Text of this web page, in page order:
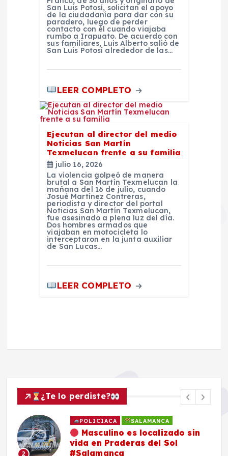
San Luis Potosí, solicitan el apoyo
de la ciudadanía para dar con su
paradero, luego de perder
contacto con él cuando viajaba
rumbo a Irapuato. De acuerdo con
sus familiares, Luis Alberto salió de
San Luis Potosí alrededor de las…
LEER COMPLETO
Ejecutan al director del medio
Noticias San Martín
Texmelucan frente a su familia
julio 16, 2026
La violencia golpeó de manera
brutal a San Martín Texmelucan la
mañana del 16 de julio, cuando
Josué Martínez Contreras,
periodista y director del portal
Noticias San Martín Texmelucan,
fue asesinado a plena luz del día.
Dos hombres armados que
viajaban en motocicleta lo
interceptaron en la junta auxiliar
de San Lucas…
LEER COMPLETO
¿Te lo perdiste?
2
POLICIACA SALAMANCA
Masculino es localizado sin
vida en Praderas del Sol
#Salamanca